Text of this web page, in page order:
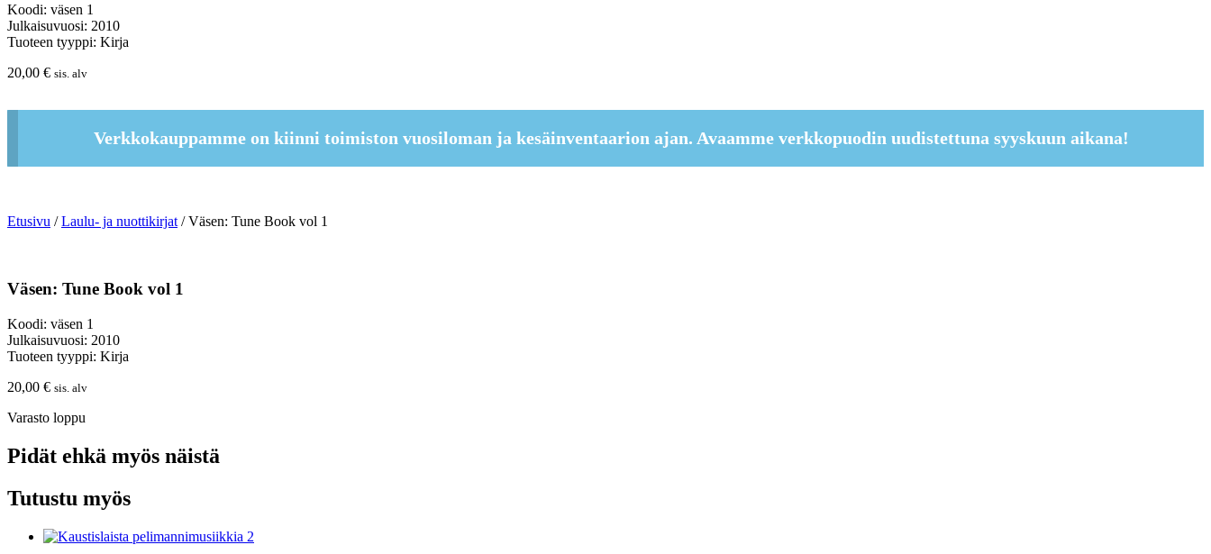
Koodi: väsen 1
Julkaisuvuosi: 2010
Tuoteen tyyppi: Kirja
20,00 € sis. alv
Verkkokauppamme on kiinni toimiston vuosiloman ja kesäinventaarion ajan. Avaamme verkkopuodin uudistettuna syyskuun aikana!
Etusivu /Laulu- ja nuottikirjat/ Väsen: Tune Book vol 1
Väsen: Tune Book vol 1
Koodi: väsen 1
Julkaisuvuosi: 2010
Tuoteen tyyppi: Kirja
20,00 € sis. alv
Varasto loppu
Pidät ehkä myös näistä
Tutustu myös